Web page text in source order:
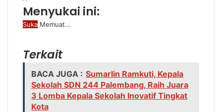
Menyukai ini:
Suka Memuat...
Terkait
BACA JUGA : Sumarlin Ramkuti, Kepala
Sekolah SDN 244 Palembang, Raih Juara
3 Lomba Kepala Sekolah Inovatif Tingkat
Kota